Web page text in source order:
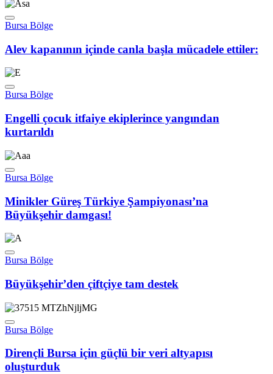
Bursa Bölge
Alev kapanının içinde canla başla mücadele ettiler:
Bursa Bölge
Engelli çocuk itfaiye ekiplerince yangından
kurtarıldı
Bursa Bölge
Minikler Güreş Türkiye Şampiyonası’na
Büyükşehir damgası!
Bursa Bölge
Büyükşehir’den çiftçiye tam destek
Bursa Bölge
Dirençli Bursa için güçlü bir veri altyapısı
oluşturduk